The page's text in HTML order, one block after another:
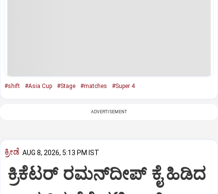
#shift #Asia Cup #Stage #matches #Super 4
ADVERTISEMENT
ಕ್ರೀಡೆ AUG 8, 2026, 5:13 PM IST
ಕ್ರಿಕೆಟರ್‌ ರಮನ್‌ದೀಪ್‌ ಕೈ ಹಿಡಿದ